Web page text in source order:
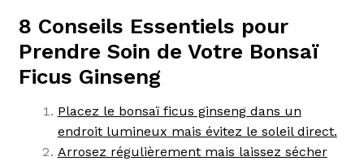
8 Conseils Essentiels pour
Prendre Soin de Votre Bonsaï
Ficus Ginseng
Placez le bonsaï ficus ginseng dans un
endroit lumineux mais évitez le soleil direct.
Arrosez régulièrement mais laissez sécher